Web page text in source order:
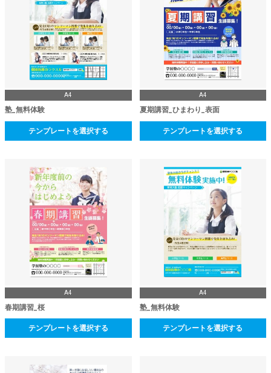
A4
塾_無料体験
テンプレートを選択する
A4
夏期講習_ひまわり_表面
テンプレートを選択する
A4
春期講習_桜
テンプレートを選択する
A4
塾_無料体験
テンプレートを選択する